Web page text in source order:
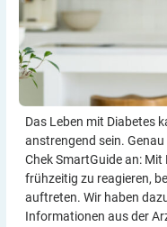
Das Leben mit Diabetes
anstrengend sein.
Chek SmartGuide an:
frühzeitig zu reagieren,
auftreten. Wir haben
Informationen aus der